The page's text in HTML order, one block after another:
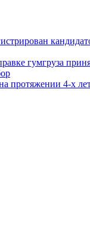
гумгруза
протяжении 4-х